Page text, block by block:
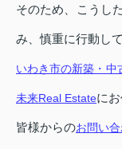
そのため、こうし
み、慎重に行動し
いわき市の新築・中
未来Real Estateにお
皆様からのお問い